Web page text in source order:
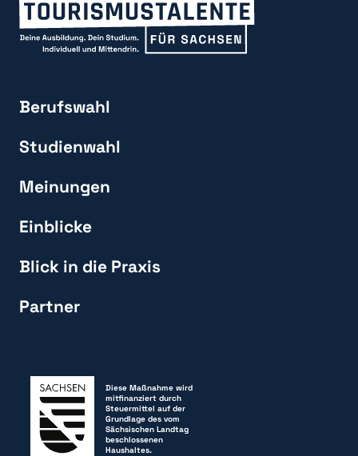
Berufswahl
Studienwahl
Meinungen
Einblicke
Blick in die Praxis
Partner
Diese Maßnahme wird
mitfinanziert durch
Steuermittel auf der
Grundlage des vom
Sächsischen Landtag
beschlossenen
Haushaltes.